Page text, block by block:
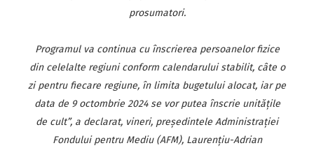
prosumatori.
Programul va continua cu înscrierea persoanelor fizice
din celelalte regiuni conform calendarului stabilit, câte o
zi pentru fiecare regiune, în limita bugetului alocat, iar pe
data de 9 octombrie 2024 se vor putea înscrie unităţile
de cult”, a declarat, vineri, preşedintele Administraţiei
Fondului pentru Mediu (AFM), Laurenţiu-Adrian